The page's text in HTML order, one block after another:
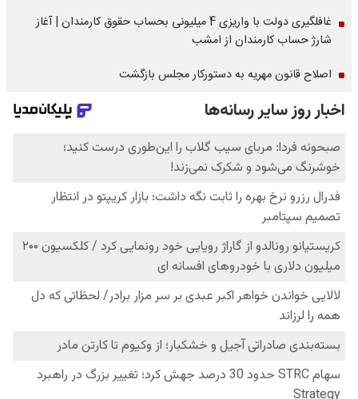
غافلگیری دولت با واریزی 4 میلیونی بحساب حقوق کارمندان | آغاز
شارژ حساب کارمندان از امشب
اصلاح قانون مهریه به دستورکار مجلس بازگشت